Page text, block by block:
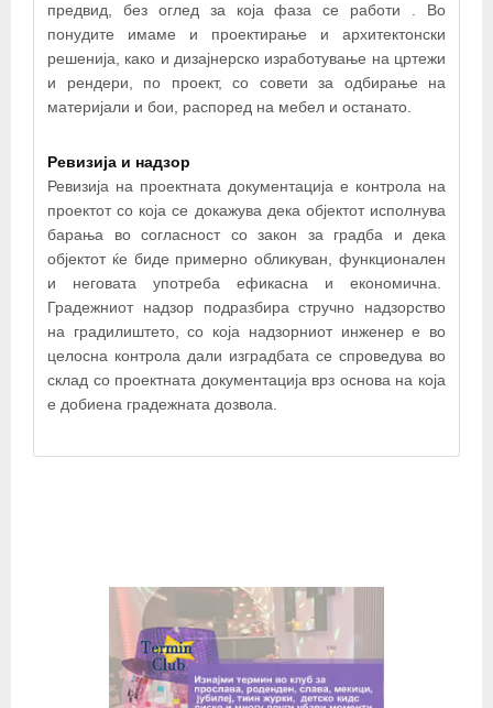
предвид, без оглед за која фаза се работи . Во
понудите имаме и проектирање и архитектонски
решенија, како и дизајнерско изработување на цртежи
и рендери, по проект, со совети за одбирање на
материјали и бои, распоред на мебел и останато.
Ревизија и надзор
Ревизија на проектната документација е контрола на
проектот со која се докажува дека објектот исполнува
барања во согласност со закон за градба и дека
објектот ќе биде примерно обликуван, функционален
и неговата употреба ефикасна и економична.
Градежниот надзор подразбира стручно надзорство
на градилиштето, со која надзорниот инженер е во
целосна контрола дали изградбата се спроведува во
склад со проектната документација врз основа на која
е добиена градежната дозвола.
Нимаер Дооел
−
© OpenStreetMap contributors